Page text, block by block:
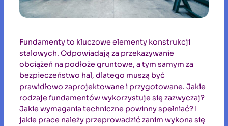
Fundamenty to kluczowe elementy konstrukcji
stalowych. Odpowiadają za przekazywanie
obciążeń na podłoże gruntowe, a tym samym za
bezpieczeństwo hal, dlatego muszą być
prawidłowo zaprojektowane i przygotowane. Jakie
rodzaje fundamentów wykorzystuje się zazwyczaj?
Jakie wymagania techniczne powinny spełniać? I
jakie prace należy przeprowadzić zanim wykona się